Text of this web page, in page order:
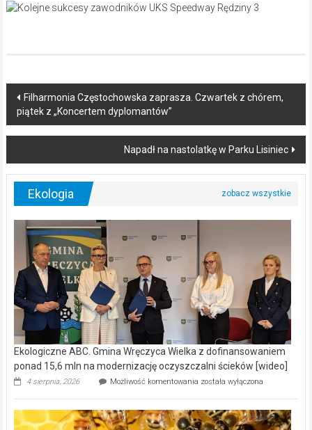
Post
navigation
Filharmonia Częstochowska zaprasza. Czwartek z chórem,
piątek z „Koncertem dyplomantów”
Napadł na nastolatkę w Parku Lisiniec
Ekologia
Ekologiczne ABC. Gmina Wręczyca Wielka z dofinansowaniem
ponad 15,6 mln na modernizację oczyszczalni ścieków [wideo]
4 sierpnia, 2026 Możliwość komentowania Ekologiczne
Wręczyca
Wielka
została wyłączona